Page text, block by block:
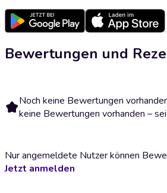
Bewertungen und
Noch keine Bewertungen
keine Bewertungen vorhanden –
Nur angemeldete Nutzer können
Jetzt anmelden